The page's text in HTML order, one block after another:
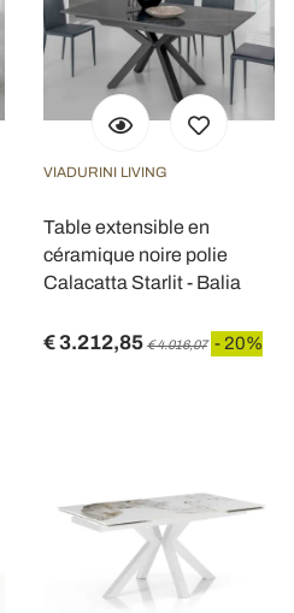
VIADURINI LIVING
Table extensible en
céramique noire polie
Calacatta Starlit - Balia
€ 3.212,85 € 4.016,07 - 20%